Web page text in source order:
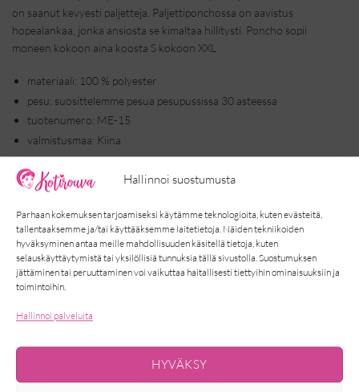
Hallinnoi suostumusta
Parhaan kokemuksen tarjoamiseksi käytämme teknologioita, kuten evästeitä,
tallentaaksemme ja/tai käyttääksemme laitetietoja. Näiden tekniikoiden
hyväksyminen antaa meille mahdollisuuden käsitellä tietoja, kuten
selauskäyttäytymistä tai yksilöllisiä tunnuksia tällä sivustolla. Suostumuksen
jättäminen tai peruuttaminen voi vaikuttaa haitallisesti tiettyihin ominaisuuksiin ja
toimintoihin.
Hallinnoi palveluita
HYVÄKSY
on saanut kevyesti paljetteja. Paljettiponchossa on aavistus
hopealankaa, jonka ansiosta se kimaltaa hillitysti. Poncho sopii
moneen kokoon aina koosta S kokoon XXL
materiaali: 100 % polyester
pesu: suosittelemme pesua pesupussissa 30 asteessa
tuotenumero: ME-15
valmistusmaa: Kiina
TUTUSTU MYÖS...